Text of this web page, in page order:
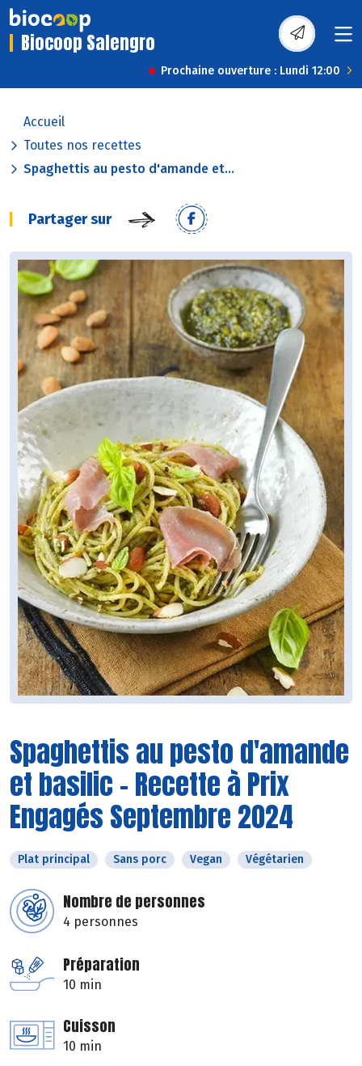
Biocoop Salengro
Prochaine ouverture : Lundi 12:00
Accueil
Toutes nos recettes
Spaghettis au pesto d'amande et...
Partager sur
Spaghettis au pesto d'amande
et basilic - Recette à Prix
Engagés Septembre 2024
Plat principal Sans porc Vegan Végétarien
Nombre de personnes
4 personnes
Préparation
10 min
Cuisson
10 min